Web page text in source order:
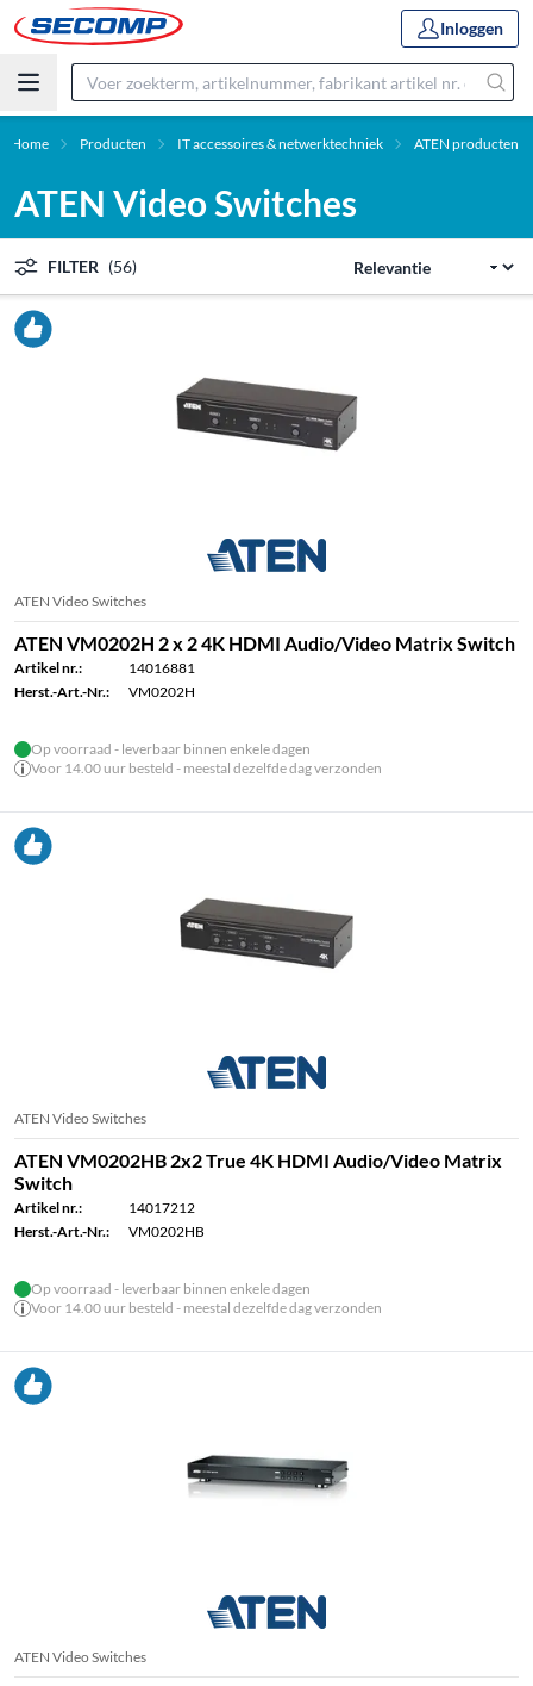
Inloggen
Home Producten IT accessoires & netwerktechniek ATEN producten
ATEN Video Switches
FILTER (56)
ATEN Video Switches
ATEN VM0202H 2 x 2 4K HDMI Audio/Video Matrix Switch
Artikel nr.:
14016881
Herst.-Art.-Nr.:
VM0202H
Op voorraad - leverbaar binnen enkele dagen
Voor 14.00 uur besteld - meestal dezelfde dag verzonden
ATEN Video Switches
ATEN VM0202HB 2x2 True 4K HDMI Audio/Video Matrix
Switch
Artikel nr.:
14017212
Herst.-Art.-Nr.:
VM0202HB
Op voorraad - leverbaar binnen enkele dagen
Voor 14.00 uur besteld - meestal dezelfde dag verzonden
ATEN Video Switches